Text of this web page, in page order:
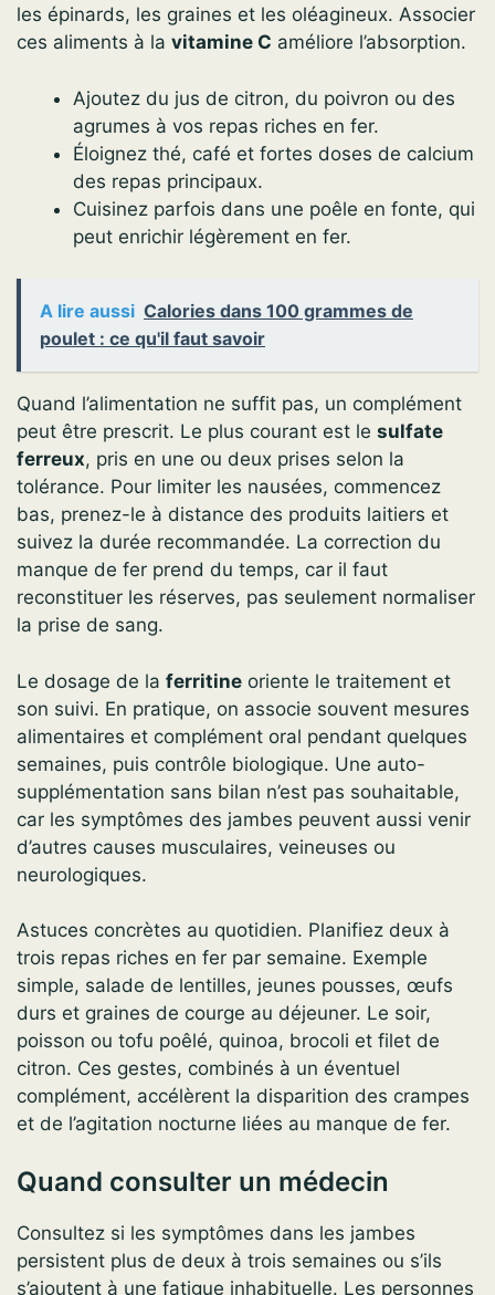
les épinards, les graines et les oléagineux. Associer
ces aliments à la vitamine C améliore l’absorption.
Ajoutez du jus de citron, du poivron ou des
agrumes à vos repas riches en fer.
Éloignez thé, café et fortes doses de calcium
des repas principaux.
Cuisinez parfois dans une poêle en fonte, qui
peut enrichir légèrement en fer.
A lire aussi Calories dans 100 grammes de
poulet : ce qu'il faut savoir
Quand l’alimentation ne suffit pas, un complément
peut être prescrit. Le plus courant est le sulfate
ferreux, pris en une ou deux prises selon la
tolérance. Pour limiter les nausées, commencez
bas, prenez-le à distance des produits laitiers et
suivez la durée recommandée. La correction du
manque de fer prend du temps, car il faut
reconstituer les réserves, pas seulement normaliser
la prise de sang.
Le dosage de la ferritine oriente le traitement et
son suivi. En pratique, on associe souvent mesures
alimentaires et complément oral pendant quelques
semaines, puis contrôle biologique. Une auto-
supplémentation sans bilan n’est pas souhaitable,
car les symptômes des jambes peuvent aussi venir
d’autres causes musculaires, veineuses ou
neurologiques.
Astuces concrètes au quotidien. Planifiez deux à
trois repas riches en fer par semaine. Exemple
simple, salade de lentilles, jeunes pousses, œufs
durs et graines de courge au déjeuner. Le soir,
poisson ou tofu poêlé, quinoa, brocoli et filet de
citron. Ces gestes, combinés à un éventuel
complément, accélèrent la disparition des crampes
et de l’agitation nocturne liées au manque de fer.
Quand consulter un médecin
Consultez si les symptômes dans les jambes
persistent plus de deux à trois semaines ou s’ils
s’ajoutent à une fatigue inhabituelle. Les personnes